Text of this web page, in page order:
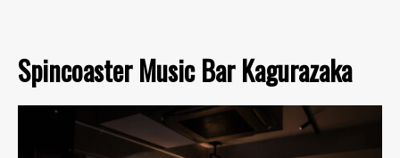
Spincoaster Music Bar Kagurazaka